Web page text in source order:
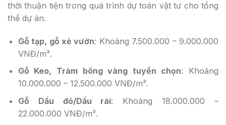
thời thuận tiện trong quá trình dự toán vật tư cho tổng
thể dự án.
Gỗ tạp, gỗ xẻ vườn: Khoảng 7.500.000 – 9.000.000
VNĐ/m³.
Gỗ Keo, Tràm bông vàng tuyển chọn: Khoảng
10.000.000 – 12.500.000 VNĐ/m³.
Gỗ Dầu đỏ/Dầu rái: Khoảng 18.000.000 –
22.000.000 VNĐ/m³.